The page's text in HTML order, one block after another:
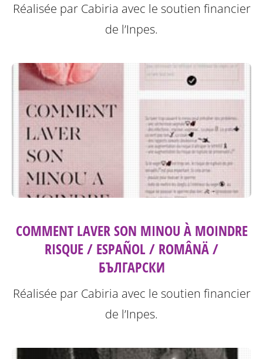
Réalisée par Cabiria avec le soutien financier
de l’Inpes.
COMMENT LAVER SON MINOU À MOINDRE
RISQUE / ESPAÑOL / ROMÂNÄ /
БЪЛГАРСКИ
Réalisée par Cabiria avec le soutien financier
de l’Inpes.